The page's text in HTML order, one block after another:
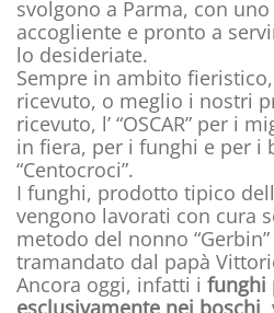
svolgono a Parma, con
accogliente e pronto a
lo desideriate.
Sempre in ambito
ricevuto, o meglio i nostri
ricevuto, l’ “OSCAR” per i
in fiera, per i funghi e per i
“Centocroci”.
I funghi, prodotto tipico
vengono lavorati con cura
metodo del nonno
tramandato dal papà
Ancora oggi, infatti i funghi
esclusivamente nei boschi,